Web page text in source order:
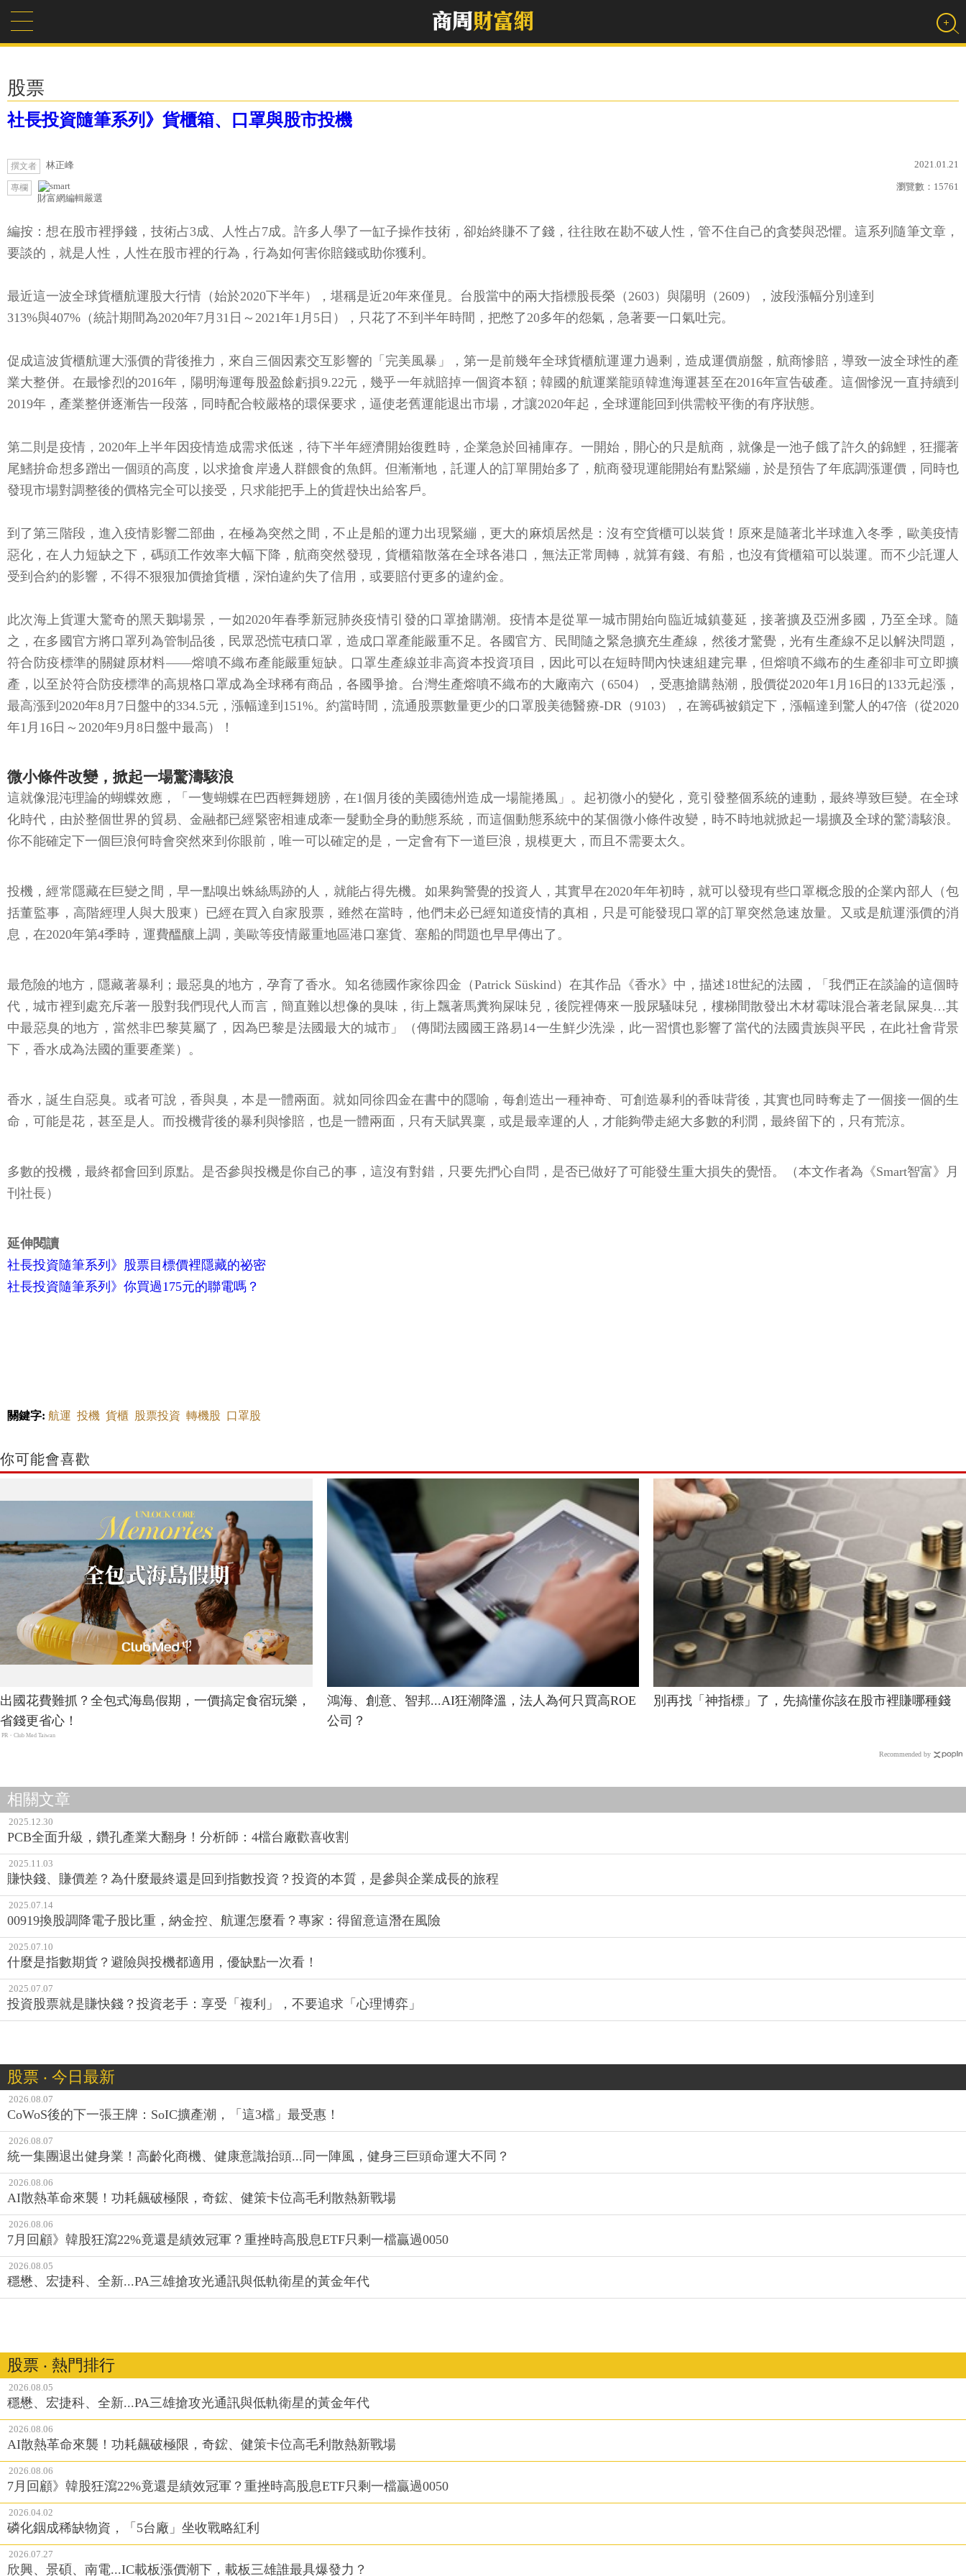
股票
社長投資隨筆系列》貨櫃箱、口罩與股市投機
撰文者 林正峰 2021.01.21
專欄
財富網編輯嚴選
瀏覽數： 15761
編按：想在股市裡掙錢，技術占3成、人性占7成。許多人學了一缸子操作技術，卻始終賺不了錢，往往敗在勘不破人性，管不住自己的貪婪與恐懼。這系列隨筆文章，
要談的，就是人性，人性在股市裡的行為，行為如何害你賠錢或助你獲利。
最近這一波全球貨櫃航運股大行情（始於2020下半年），堪稱是近20年來僅見。台股當中的兩大指標股長榮（2603）與陽明（2609），波段漲幅分別達到
313%與407%（統計期間為2020年7月31日～2021年1月5日），只花了不到半年時間，把憋了20多年的怨氣，急著要一口氣吐完。
促成這波貨櫃航運大漲價的背後推力，來自三個因素交互影響的「完美風暴」，第一是前幾年全球貨櫃航運運力過剩，造成運價崩盤，航商慘賠，導致一波全球性的產
業大整併。在最慘烈的2016年，陽明海運每股盈餘虧損9.22元，幾乎一年就賠掉一個資本額；韓國的航運業龍頭韓進海運甚至在2016年宣告破產。這個慘況一直持續到
2019年，產業整併逐漸告一段落，同時配合較嚴格的環保要求，逼使老舊運能退出市場，才讓2020年起，全球運能回到供需較平衡的有序狀態。
第二則是疫情，2020年上半年因疫情造成需求低迷，待下半年經濟開始復甦時，企業急於回補庫存。一開始，開心的只是航商，就像是一池子餓了許久的錦鯉，狂擺著
尾鰭拚命想多蹭出一個頭的高度，以求搶食岸邊人群餵食的魚餌。但漸漸地，託運人的訂單開始多了，航商發現運能開始有點緊繃，於是預告了年底調漲運價，同時也
發現市場對調整後的價格完全可以接受，只求能把手上的貨趕快出給客戶。
到了第三階段，進入疫情影響二部曲，在極為突然之間，不止是船的運力出現緊繃，更大的麻煩居然是：沒有空貨櫃可以裝貨！原來是隨著北半球進入冬季，歐美疫情
惡化，在人力短缺之下，碼頭工作效率大幅下降，航商突然發現，貨櫃箱散落在全球各港口，無法正常周轉，就算有錢、有船，也沒有貨櫃箱可以裝運。而不少託運人
受到合約的影響，不得不狠狠加價搶貨櫃，深怕違約失了信用，或要賠付更多的違約金。
此次海上貨運大驚奇的黑天鵝場景，一如2020年春季新冠肺炎疫情引發的口罩搶購潮。疫情本是從單一城市開始向臨近城鎮蔓延，接著擴及亞洲多國，乃至全球。隨
之，在多國官方將口罩列為管制品後，民眾恐慌屯積口罩，造成口罩產能嚴重不足。各國官方、民間隨之緊急擴充生產線，然後才驚覺，光有生產線不足以解決問題，
符合防疫標準的關鍵原材料——熔噴不織布產能嚴重短缺。口罩生產線並非高資本投資項目，因此可以在短時間內快速組建完畢，但熔噴不織布的生產卻非可立即擴
產，以至於符合防疫標準的高規格口罩成為全球稀有商品，各國爭搶。台灣生產熔噴不織布的大廠南六（6504），受惠搶購熱潮，股價從2020年1月16日的133元起漲，
最高漲到2020年8月7日盤中的334.5元，漲幅達到151%。約當時間，流通股票數量更少的口罩股美德醫療-DR（9103），在籌碼被鎖定下，漲幅達到驚人的47倍（從2020
年1月16日～2020年9月8日盤中最高）！
微小條件改變，掀起一場驚濤駭浪
這就像混沌理論的蝴蝶效應，「一隻蝴蝶在巴西輕舞翅膀，在1個月後的美國德州造成一場龍捲風」。起初微小的變化，竟引發整個系統的連動，最終導致巨變。在全球
化時代，由於整個世界的貿易、金融都已經緊密相連成牽一髮動全身的動態系統，而這個動態系統中的某個微小條件改變，時不時地就掀起一場擴及全球的驚濤駭浪。
你不能確定下一個巨浪何時會突然來到你眼前，唯一可以確定的是，一定會有下一道巨浪，規模更大，而且不需要太久。
投機，經常隱藏在巨變之間，早一點嗅出蛛絲馬跡的人，就能占得先機。如果夠警覺的投資人，其實早在2020年年初時，就可以發現有些口罩概念股的企業內部人（包
括董監事，高階經理人與大股東）已經在買入自家股票，雖然在當時，他們未必已經知道疫情的真相，只是可能發現口罩的訂單突然急速放量。又或是航運漲價的消
息，在2020年第4季時，運費醞釀上調，美歐等疫情嚴重地區港口塞貨、塞船的問題也早早傳出了。
最危險的地方，隱藏著暴利；最惡臭的地方，孕育了香水。知名德國作家徐四金（Patrick Süskind）在其作品《香水》中，描述18世紀的法國，「我們正在談論的這個時
代，城市裡到處充斥著一股對我們現代人而言，簡直難以想像的臭味，街上飄著馬糞狗屎味兒，後院裡傳來一股尿騷味兒，樓梯間散發出木材霉味混合著老鼠屎臭…其
中最惡臭的地方，當然非巴黎莫屬了，因為巴黎是法國最大的城市」（傳聞法國國王路易14一生鮮少洗澡，此一習慣也影響了當代的法國貴族與平民，在此社會背景
下，香水成為法國的重要產業）。
香水，誕生自惡臭。或者可說，香與臭，本是一體兩面。就如同徐四金在書中的隱喻，每創造出一種神奇、可創造暴利的香味背後，其實也同時奪走了一個接一個的生
命，可能是花，甚至是人。而投機背後的暴利與慘賠，也是一體兩面，只有天賦異稟，或是最幸運的人，才能夠帶走絕大多數的利潤，最終留下的，只有荒涼。
多數的投機，最終都會回到原點。是否參與投機是你自己的事，這沒有對錯，只要先捫心自問，是否已做好了可能發生重大損失的覺悟。（本文作者為《Smart智富》月
刊社長）
延伸閱讀
社長投資隨筆系列》股票目標價裡隱藏的祕密
社長投資隨筆系列》你買過175元的聯電嗎？
關鍵字: 航運 投機 貨櫃 股票投資 轉機股 口罩股
你可能會喜歡
出國花費難抓？全包式海島假期，一價搞定食宿玩樂，
省錢更省心！
PR・Club Med Taiwan
鴻海、創意、智邦...AI狂潮降溫，法人為何只買高ROE
公司？
別再找「神指標」了，先搞懂你該在股市裡賺哪種錢
Recommended by
相關文章
2025.12.30
PCB全面升級，鑽孔產業大翻身！分析師：4檔台廠歡喜收割
2025.11.03
賺快錢、賺價差？為什麼最終還是回到指數投資？投資的本質，是參與企業成長的旅程
2025.07.14
00919換股調降電子股比重，納金控、航運怎麼看？專家：得留意這潛在風險
2025.07.10
什麼是指數期貨？避險與投機都適用，優缺點一次看！
2025.07.07
投資股票就是賺快錢？投資老手：享受「複利」，不要追求「心理博弈」
股票 ‧ 今日最新
2026.08.07
CoWoS後的下一張王牌：SoIC擴產潮，「這3檔」最受惠！
2026.08.07
統一集團退出健身業！高齡化商機、健康意識抬頭...同一陣風，健身三巨頭命運大不同？
2026.08.06
AI散熱革命來襲！功耗飆破極限，奇鋐、健策卡位高毛利散熱新戰場
2026.08.06
7月回顧》韓股狂瀉22%竟還是績效冠軍？重挫時高股息ETF只剩一檔贏過0050
2026.08.05
穩懋、宏捷科、全新...PA三雄搶攻光通訊與低軌衛星的黃金年代
股票 ‧ 熱門排行
2026.08.05
穩懋、宏捷科、全新...PA三雄搶攻光通訊與低軌衛星的黃金年代
2026.08.06
AI散熱革命來襲！功耗飆破極限，奇鋐、健策卡位高毛利散熱新戰場
2026.08.06
7月回顧》韓股狂瀉22%竟還是績效冠軍？重挫時高股息ETF只剩一檔贏過0050
2026.04.02
磷化銦成稀缺物資，「5台廠」坐收戰略紅利
2026.07.27
欣興、景碩、南電...IC載板漲價潮下，載板三雄誰最具爆發力？